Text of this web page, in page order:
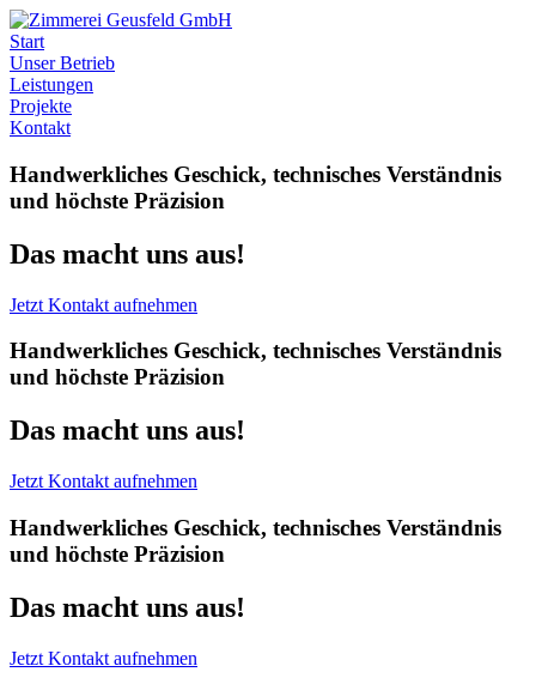
Start
Unser Betrieb
Leistungen
Projekte
Kontakt
Handwerkliches Geschick, technisches Verständnis
und höchste Präzision
Das macht uns aus!
Jetzt Kontakt aufnehmen
Handwerkliches Geschick, technisches Verständnis
und höchste Präzision
Das macht uns aus!
Jetzt Kontakt aufnehmen
Handwerkliches Geschick, technisches Verständnis
und höchste Präzision
Das macht uns aus!
Jetzt Kontakt aufnehmen